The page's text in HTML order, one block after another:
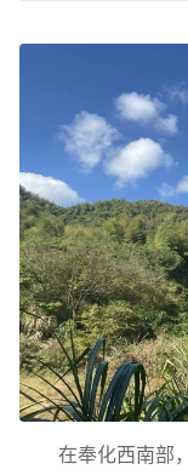
在奉化西南部